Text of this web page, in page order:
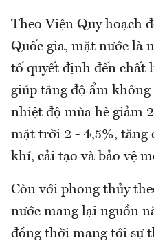
Theo Viện Quy hoạch
Quốc gia, mặt nước là
tố quyết định đến chất
giúp tăng độ ẩm
nhiệt độ mùa hè giảm
mặt trời 2 - 4,5%, tăng
khí, cải tạo và bảo vệ
Còn với phong thủy
nước mang lại nguồn
đồng thời mang tới sự